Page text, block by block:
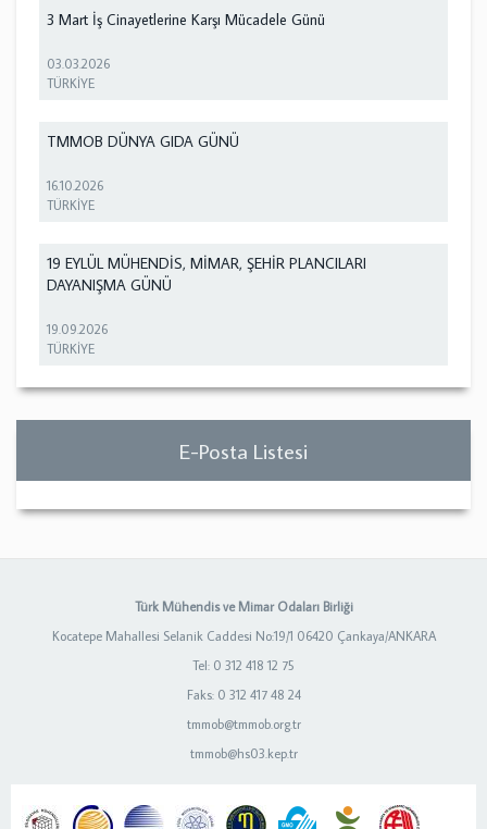
3 Mart İş Cinayetlerine Karşı Mücadele Günü
03.03.2026
TÜRKİYE
TMMOB DÜNYA GIDA GÜNÜ
16.10.2026
TÜRKİYE
19 EYLÜL MÜHENDİS, MİMAR, ŞEHİR PLANCILARI
DAYANIŞMA GÜNÜ
19.09.2026
TÜRKİYE
E-Posta Listesi
Türk Mühendis ve Mimar Odaları Birliği
Kocatepe Mahallesi Selanik Caddesi No:19/1 06420 Çankaya/ANKARA
Tel: 0 312 418 12 75
Faks: 0 312 417 48 24
tmmob@tmmob.org.tr
tmmob@hs03.kep.tr